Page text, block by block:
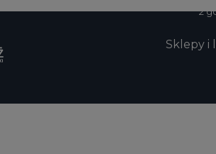
2
Sklepy i